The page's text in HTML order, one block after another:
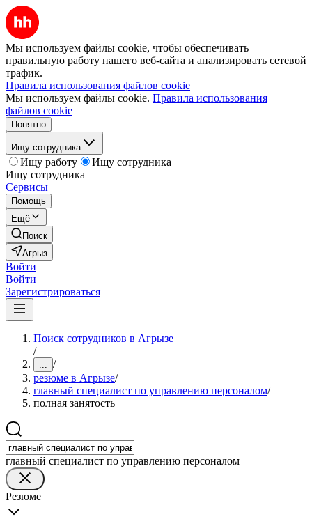
Мы используем файлы cookie, чтобы обеспечивать
правильную работу нашего веб-сайта и анализировать сетевой
трафик.
Правила использования файлов cookie
Мы используем файлы cookie. Правила использования
файлов cookie
Понятно
Ищу сотрудника
Ищу работу
Ищу сотрудника
Ищу сотрудника
Сервисы
Помощь
Ещё
Поиск
Агрыз
Войти
Войти
Зарегистрироваться
Поиск сотрудников в Агрызе
/
... /
резюме в Агрызе/
главный специалист по управлению персоналом/
полная занятость
главный специалист по управлению персоналом
Резюме